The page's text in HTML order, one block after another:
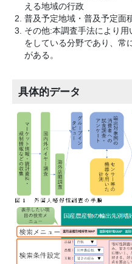
える地域の行政
普及予定地域・普及予定面
その他:本調査手法により
をしている分野であり、常
がある。
具体的データ